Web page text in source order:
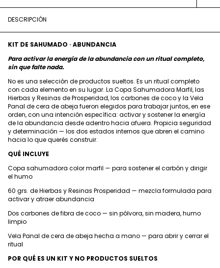
DESCRIPCIÓN
KIT DE SAHUMADO · ABUNDANCIA
Para activar la energía de la abundancia con un ritual completo,
sin que falte nada.
No es una selección de productos sueltos. Es un ritual completo
con cada elemento en su lugar. La Copa Sahumadora Marfil, las
Hierbas y Resinas de Prosperidad, los carbones de coco y la Vela
Panal de cera de abeja fueron elegidos para trabajar juntos, en ese
orden, con una intención específica: activar y sostener la energía
de la abundancia desde adentro hacia afuera. Propicia seguridad
y determinación — los dos estados internos que abren el camino
hacia lo que querés construir.
QUÉ INCLUYE
Copa sahumadora color marfil — para sostener el carbón y dirigir
el humo
60 grs. de Hierbas y Resinas Prosperidad — mezcla formulada para
activar y atraer abundancia
Dos carbones de fibra de coco — sin pólvora, sin madera, humo
limpio
Vela Panal de cera de abeja hecha a mano — para abrir y cerrar el
ritual
POR QUÉ ES UN KIT Y NO PRODUCTOS SUELTOS